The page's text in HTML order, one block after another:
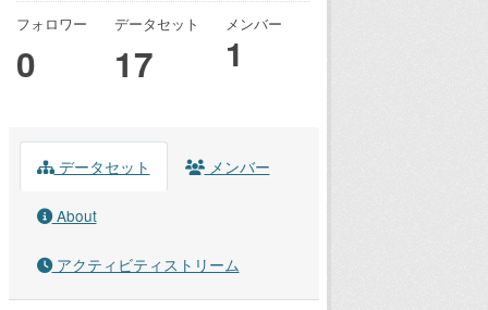
フォロワー
0
データセット
17
メンバー
1
データセット メンバー
About
アクティビティストリーム